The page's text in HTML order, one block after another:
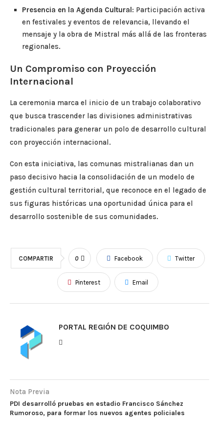
Presencia en la Agenda Cultural: Participación activa
en festivales y eventos de relevancia, llevando el
mensaje y la obra de Mistral más allá de las fronteras
regionales.
Un Compromiso con Proyección
Internacional
La ceremonia marca el inicio de un trabajo colaborativo
que busca trascender las divisiones administrativas
tradicionales para generar un polo de desarrollo cultural
con proyección internacional.
Con esta iniciativa, las comunas mistralianas dan un
paso decisivo hacia la consolidación de un modelo de
gestión cultural territorial, que reconoce en el legado de
sus figuras históricas una oportunidad única para el
desarrollo sostenible de sus comunidades.
COMPARTIR 0 Facebook Twitter
Pinterest Email
PORTAL REGIÓN DE COQUIMBO
Nota Previa
PDI desarrolló pruebas en estadio Francisco Sánchez
Rumoroso, para formar los nuevos agentes policiales